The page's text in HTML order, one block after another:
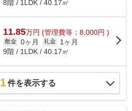
8階 / 1LDK / 40.17㎡
11.85万円 (管理費等：8,000円 )
敷金 0ヶ月 礼金
1ヶ月
9階 / 1LDK / 40.17㎡
1件を表示する